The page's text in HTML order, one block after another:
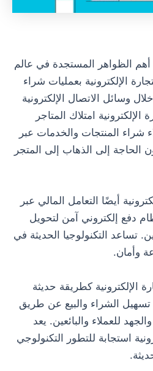
أهم الظواهر المستجدة في عالم
الإلكترونية بعمليات شراء
وسائل الاتصال الإلكترونية
امتلاك المتاجر
شراء المنتجات والخدمات عبر
الحاجة إلى الذهاب إلى المتجر
أيضًا التعامل المالي عبر
دفع إلكتروني آمن لتحويل
تساعد التكنولوجيا الحديثة في
وأمان.
الإلكترونية كطريقة حديثة
تسهيل الشراء والبيع عن طريق
للعملاء والبائعين. يعد
استجابة للتطور التكنولوجي